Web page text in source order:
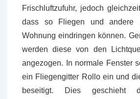
Frischluftzufuhr, jedoch
dass so Fliegen und andere
Wohnung eindringen können.
werden diese von den
angezogen. In normale Fenster
ein Fliegengitter Rollo ein und
beseitigt. Dies geschieht